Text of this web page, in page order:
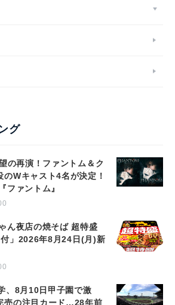
グ
の再演！ファントム＆ク
のWキャスト4名が決定！
ファントム』
ん夜店の焼そば 超特盛
」2026年8月24日(月)新
、8月10日甲子園で激
の注目カード…28年前